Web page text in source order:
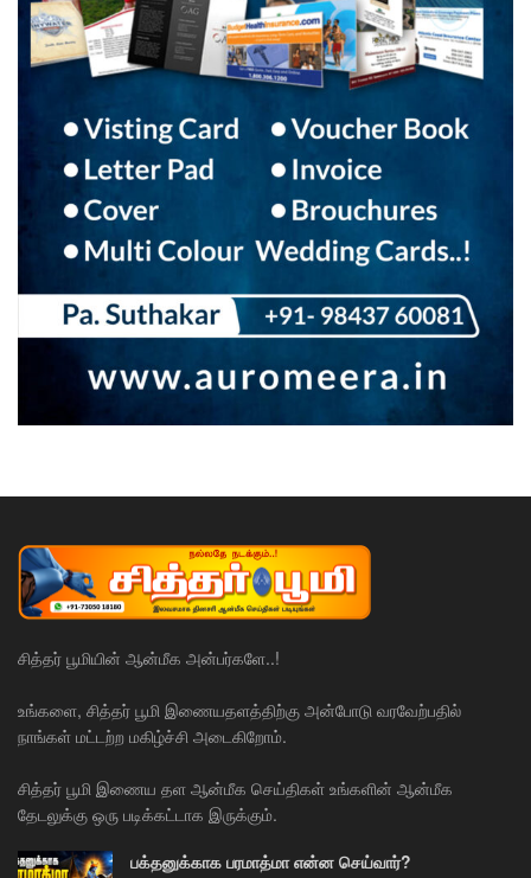
சித்தர் பூமியின் ஆன்மீக அன்பர்களே..!
உங்களை, சித்தர் பூமி இணையதளத்திற்கு அன்போடு வரவேற்பதில்
நாங்கள் மட்டற்ற மகிழ்ச்சி அடைகிறோம்.
சித்தர் பூமி இணைய தள ஆன்மீக செய்திகள் உங்களின் ஆன்மீக
தேடலுக்கு ஒரு படிக்கட்டாக இருக்கும்.
பக்தனுக்காக பரமாத்மா என்ன செய்வார்?